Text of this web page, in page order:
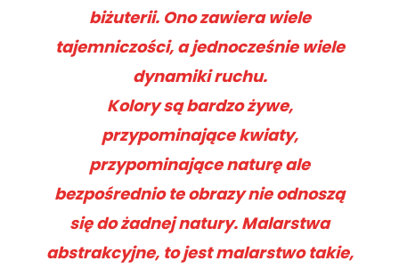
biżuterii. Ono zawiera wiele
tajemniczości, a jednocześnie wiele
dynamiki ruchu.
Kolory są bardzo żywe,
przypominające kwiaty,
przypominające naturę ale
bezpośrednio te obrazy nie odnoszą
się do żadnej natury. Malarstwa
abstrakcyjne, to jest malarstwo takie,